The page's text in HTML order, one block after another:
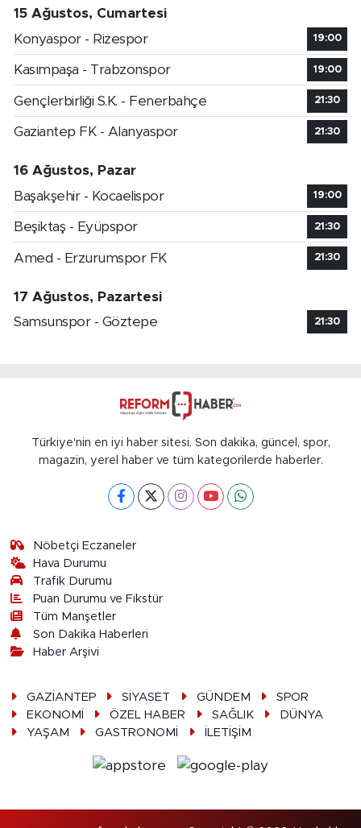
15 Ağustos, Cumartesi
Konyaspor - Rizespor
19:00
Kasımpaşa - Trabzonspor 19:00
Gençlerbirliği S.K. - Fenerbahçe 21:30
Gaziantep FK - Alanyaspor 21:30
16 Ağustos, Pazar
Başakşehir - Kocaelispor
19:00
Beşiktaş - Eyüpspor 21:30
Amed - Erzurumspor FK 21:30
17 Ağustos, Pazartesi
Samsunspor - Göztepe
21:30
Türkiye'nin en iyi haber sitesi. Son dakika, güncel, spor,
magazin, yerel haber ve tüm kategorilerde haberler.
Nöbetçi Eczaneler
Hava Durumu
Trafik Durumu
Puan Durumu ve Fikstür
Tüm Manşetler
Son Dakika Haberleri
Haber Arşivi
GAZİANTEP SİYASET GÜNDEM
SPOR
EKONOMİ
ÖZEL HABER SAĞLIK
DÜNYA
YAŞAM
GASTRONOMİ İLETİŞİM